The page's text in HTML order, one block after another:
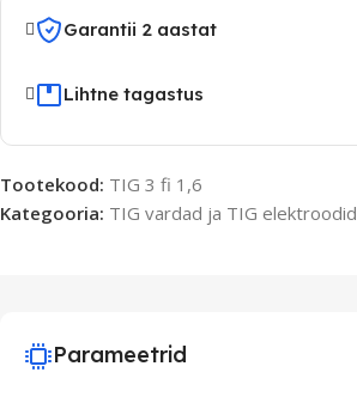
Garantii 2 aastat
Lihtne tagastus
Tootekood: TIG 3 fi 1,6
Kategooria: TIG vardad ja TIG elektroodid
Parameetrid